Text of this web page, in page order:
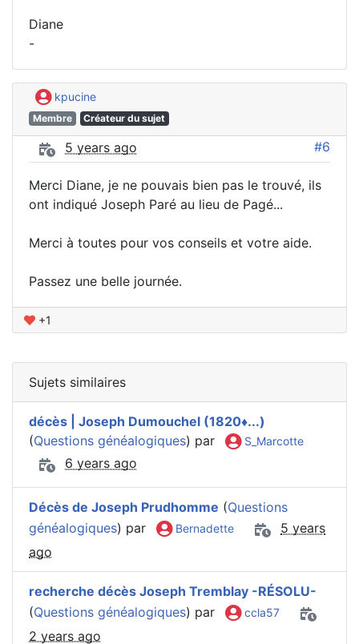
Diane
-
kpucine
Membre Créateur du sujet
5 years ago #6
Merci Diane, je ne pouvais bien pas le trouvé, ils
ont indiqué Joseph Paré au lieu de Pagé...
Merci à toutes pour vos conseils et votre aide.
Passez une belle journée.
+1
Sujets similaires
décès | Joseph Dumouchel (1820♦️...)
(Questions généalogiques) par S_Marcotte
6 years ago
Décès de Joseph Prudhomme (Questions
généalogiques) par Bernadette
5 years
ago
recherche décès Joseph Tremblay -RÉSOLU-
(Questions généalogiques) par ccla57
2 years ago